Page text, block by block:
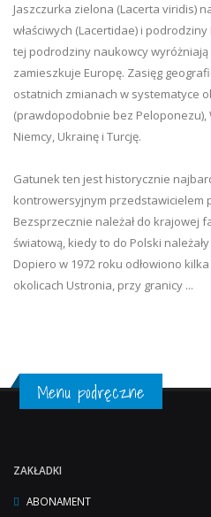
Jaszczurka zielona (Lacerta viridis)
właściwych (Lacertidae) i
tej podrodziny naukowcy wyróżniają
zamieszkuje Europę. Zasięg
ostatnich zmianach w systematyce
(prawdopodobnie bez Peloponezu),
Niemcy, Ukrainę i Turcję.
Gatunek ten jest historycznie
kontrowersyjnym przedstawicielem
Bezsprzecznie należał do krajowej
światową, kiedy to do Polski
Dopiero w 1972 roku odłowiono
okolicach Ustronia, przy granicy ...
Menu podręczne
ZAKŁADKI
ABONAMENT